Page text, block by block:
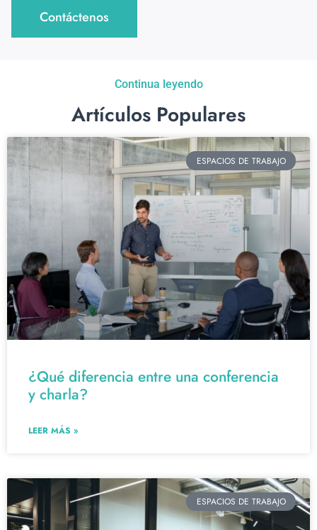
Contáctenos
Continua leyendo
Artículos Populares
ESPACIOS DE TRABAJO
¿Qué diferencia entre una conferencia
y charla?
LEER MÁS »
ESPACIOS DE TRABAJO